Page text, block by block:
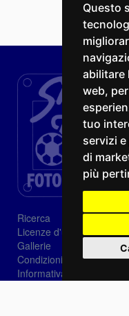
Questo
abilitare
web,
tuo
servizi
di
più
Ricerca
Licenze d'utilizzo
Gallerie
Condizioni di vendita
Informativa sui Cookie